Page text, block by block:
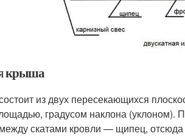
крыша
из двух пересекающихся
градусом наклона (уклоном).
скатами кровли — щипец,